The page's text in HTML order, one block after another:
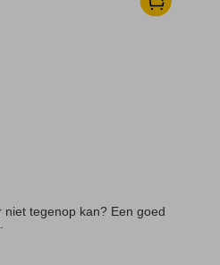
tegenop kan? Een goed